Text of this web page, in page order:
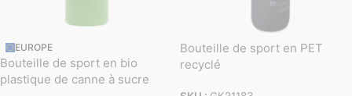
EUROPE
Bouteille de sport en bio
plastique de canne à sucre
Bouteille de sport en PET
recyclé